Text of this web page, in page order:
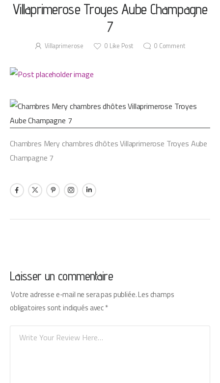
Villaprimerose Troyes Aube Champagne
7
Villaprimerose 0 Like Post 0 Comment
Chambres Mery chambres dhôtes Villaprimerose Troyes Aube
Champagne 7
Laisser un commentaire
Votre adresse e-mail ne sera pas publiée.Les champs
obligatoires sont indiqués avec*